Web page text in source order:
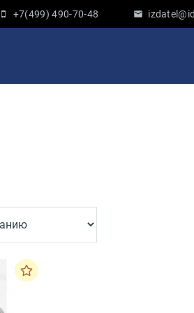
+7(499) 490-70-48